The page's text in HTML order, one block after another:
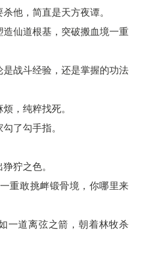
他，简直是天方夜谭。
仙道根基，突破搬血境一重
战斗经验，还是掌握的功法
，纯粹找死。
了勾手指。
狞之色。
重敢挑衅锻骨境，你哪里来
一道离弦之箭，朝着林牧杀